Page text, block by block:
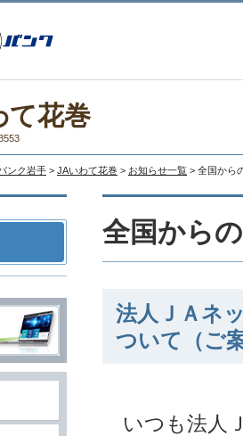
て花巻
ンク岩手 > JAいわて花巻 > お知らせ一覧 > 全国から
全国から
法人ＪＡネ
ついて（ご
いつも法人